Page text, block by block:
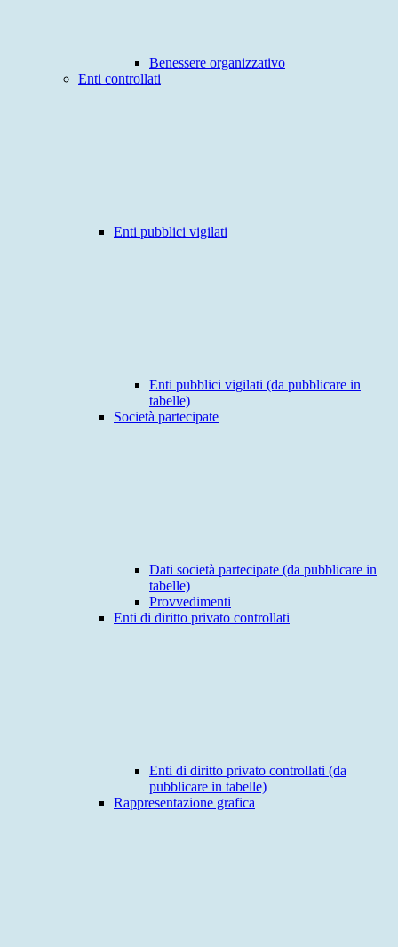
Benessere organizzativo
Enti controllati
Enti pubblici vigilati
Enti pubblici vigilati (da pubblicare in
tabelle)
Società partecipate
Dati società partecipate (da pubblicare in
tabelle)
Provvedimenti
Enti di diritto privato controllati
Enti di diritto privato controllati (da
pubblicare in tabelle)
Rappresentazione grafica